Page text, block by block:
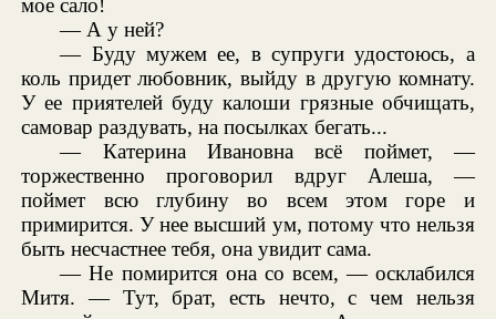
— А у ней?
— Буду мужем ее, в супруги удостоюсь, а
коль придет любовник, выйду в другую комнату.
У ее приятелей буду калоши грязные обчищать,
самовар раздувать, на посылках бегать...
— Катерина Ивановна всё поймет, —
торжественно проговорил вдруг Алеша, —
поймет всю глубину во всем этом горе и
примирится. У нее высший ум, потому что нельзя
быть несчастнее тебя, она увидит сама.
— Не помирится она со всем, — осклабился
Митя. — Тут, брат, есть нечто, с чем нельзя